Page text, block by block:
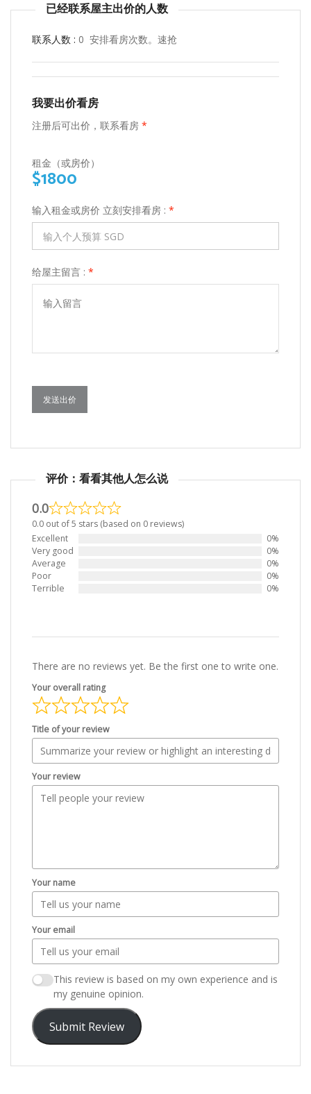
已经联系屋主出价的人数
联系人数 : 0 安排看房次数。速抢
我要出价看房
注册后可出价，联系看房 *
租金（或房价）
$1800
输入租金或房价 立刻安排看房 : *
给屋主留言 : *
发送出价
评价：看看其他人怎么说
0.0
0.0 out of 5 stars (based on 0 reviews)
Excellent
0%
Very good
0%
Average
0%
Poor
0%
Terrible
0%
There are no reviews yet. Be the first one to write one.
Your overall rating
Title of your review
Your review
Your name
Your email
This review is based on my own experience and is
my genuine opinion.
Submit Review